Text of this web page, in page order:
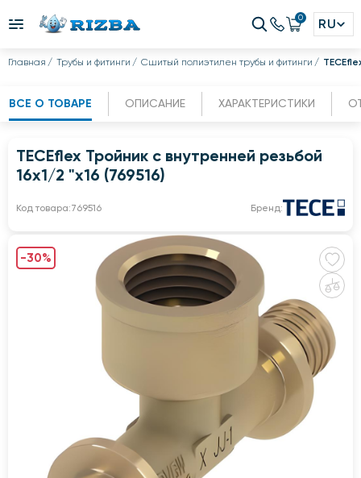
0 RU
Главная Трубы и фитинги Сшитый полиэтилен трубы и фитинги
ВСЕ О ТОВАРЕ ОПИСАНИЕ ХАРАКТЕРИСТИКИ
TECEflex Тройник с внутренней резьбой
16х1/2 "х16 (769516)
Код товара:769516 Бренд:
-30%